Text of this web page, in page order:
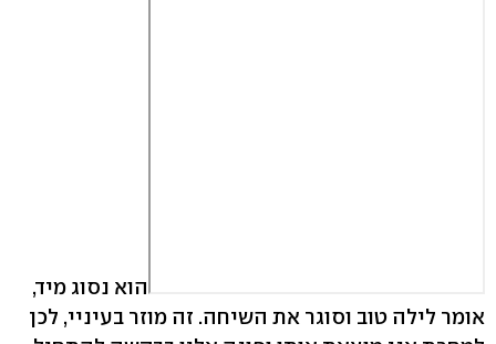
הוא נסוג מיד,
אומר לילה טוב וסוגר את השיחה. זה מוזר בעיניי, לכן